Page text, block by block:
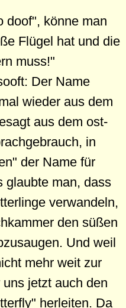
doof", könne man
Flügel hat und die
muss!"
Der Name
wieder aus dem
aus dem ost-
in
der Name für
glaubte man, dass
verwandeln,
den süßen
Und weil
mehr weit zur
jetzt auch den
herleiten. Da